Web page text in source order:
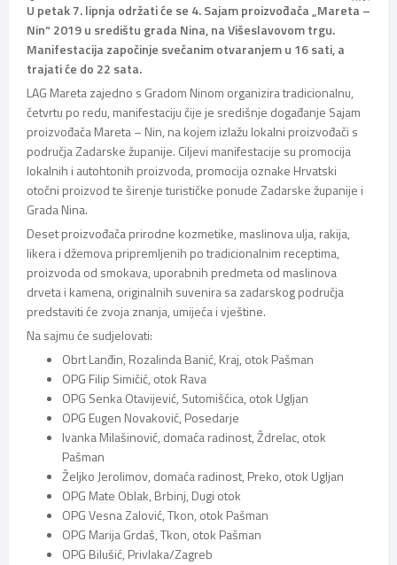
U petak 7. lipnja održati će se 4. Sajam proizvođača „Mareta –
Nin“ 2019 u središtu grada Nina, na Višeslavovom trgu.
Manifestacija započinje svečanim otvaranjem u 16 sati, a
trajati će do 22 sata.
LAG Mareta zajedno s Gradom Ninom organizira tradicionalnu,
četvrtu po redu, manifestaciju čije je središnje događanje Sajam
proizvođača Mareta – Nin, na kojem izlažu lokalni proizvođači s
područja Zadarske županije. Ciljevi manifestacije su promocija
lokalnih i autohtonih proizvoda, promocija oznake Hrvatski
otočni proizvod te širenje turističke ponude Zadarske županije i
Grada Nina.
Deset proizvođača prirodne kozmetike, maslinova ulja, rakija,
likera i džemova pripremljenih po tradicionalnim receptima,
proizvoda od smokava, uporabnih predmeta od maslinova
drveta i kamena, originalnih suvenira sa zadarskog područja
predstaviti će zvoja znanja, umijeća i vještine.
Na sajmu će sudjelovati:
Obrt Lanđin, Rozalinda Banić, Kraj, otok Pašman
OPG Filip Simičić, otok Rava
OPG Senka Otavijević, Sutomišćica, otok Ugljan
OPG Eugen Novaković, Posedarje
Ivanka Milašinović, domaća radinost, Ždrelac, otok
Pašman
Željko Jerolimov, domaća radinost, Preko, otok Ugljan
OPG Mate Oblak, Brbinj, Dugi otok
OPG Vesna Zalović, Tkon, otok Pašman
OPG Marija Grdaš, Tkon, otok Pašman
OPG Bilušić, Privlaka/Zagreb